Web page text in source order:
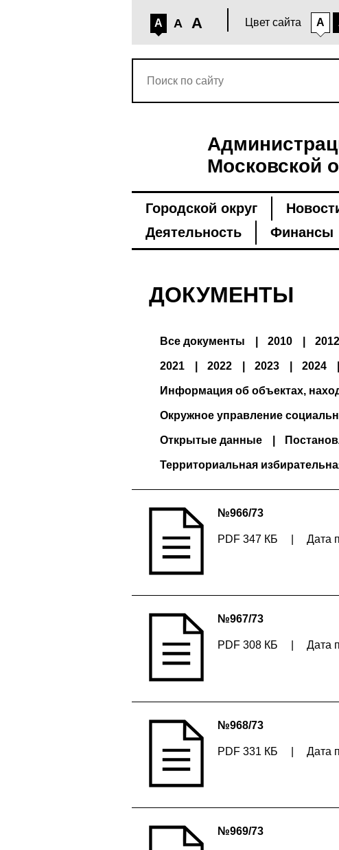
A A A Цвет сайта A
Московской
Городской округ
Деятельность
Финансы
ДОКУМЕНТЫ
Все документы 2010 2012
2021 2022 2023 2024
Информация об объектах,
Окружное управление
Открытые данные
Территориальная
№966/73
PDF 347 КБ Дата
№967/73
PDF 308 КБ Дата
№968/73
PDF 331 КБ Дата
№969/73